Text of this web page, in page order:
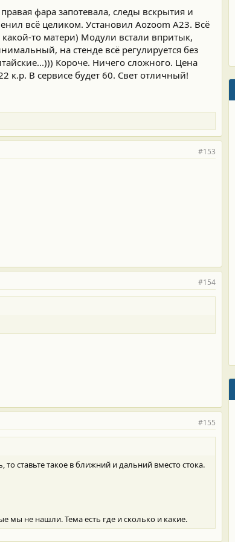
фара запотевала, следы вскрытия и
всё целиком. Установил Aozoom A23. Всё
то матери) Модули встали впритык,
на стенде всё регулируется без
Короче. Ничего сложного. Цена
к.р. В сервисе будет 60. Свет отличный!
#153
#154
#155
ставьте такое в ближний и дальний вместо стока.
мы не нашли. Тема есть где и сколько и какие.